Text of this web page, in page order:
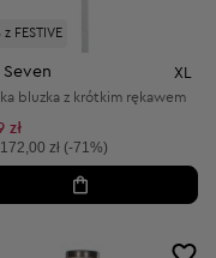
FESTIVE
Seven XL
bluzka z krótkim rękawem
zł
sugerowana:
172,00 zł (-71%)